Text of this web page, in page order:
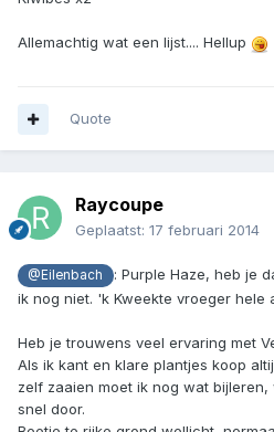
Allemachtig wat een lijst.... Hellup
Quote
Raycoupe
Geplaatst: 17 februari 2014
@Eilenbach
: Purple Haze, heb je
ik nog niet. 'k Kweekte vroeger hele
Heb je trouwens veel ervaring met
Als ik kant en klare plantjes koop
zelf zaaien moet ik nog wat
snel door.